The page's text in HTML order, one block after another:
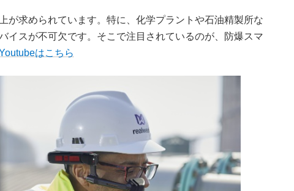
が求められています。特に、化学プラントや石油精製所な
イスが不可欠です。そこで注目されているのが、防爆スマ
はこちら